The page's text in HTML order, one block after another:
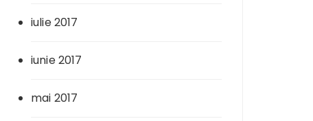
iulie 2017
iunie 2017
mai 2017